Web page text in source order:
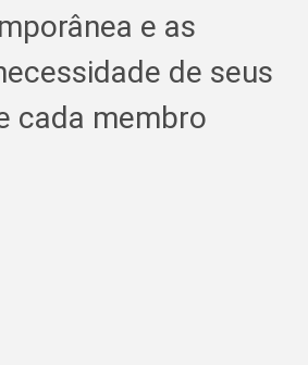
e as
de seus
cada membro